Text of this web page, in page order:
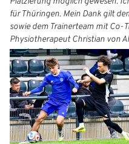
für Thüringen. Mein Dank gilt
sowie dem Trainerteam mit
Physiotherapeut Christian von
um das Turnier."
WEBSITE
IHRE
Aktuelle Seite als
Bitte geben Sie Ihren
sich an der Website
Anmelden
Benutzername:
Passwort: